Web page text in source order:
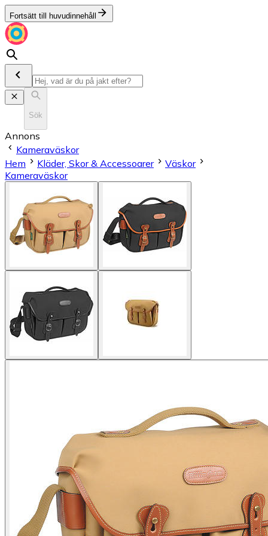
Fortsätt till huvudinnehåll
Sök
Annons
Kameraväskor
Hem
Kläder, Skor & Accessoarer
Väskor
Kameraväskor